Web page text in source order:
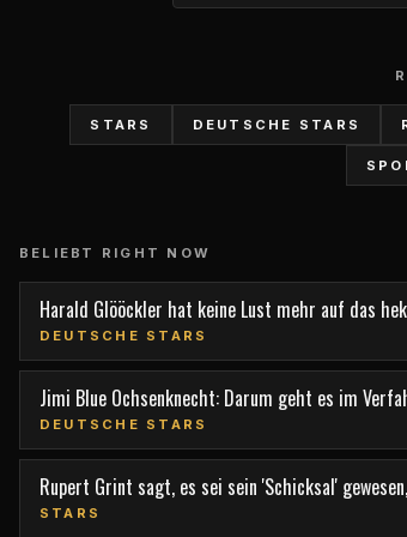
STARS DEUTSCHE STARS
BELIEBT RIGHT NOW
Harald Glööckler hat keine Lust mehr auf das
DEUTSCHE STARS
Jimi Blue Ochsenknecht: Darum geht es im
DEUTSCHE STARS
Rupert Grint sagt, es sei sein 'Schicksal'
STARS